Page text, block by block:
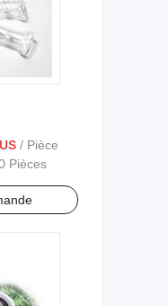
/ Pièce
Pièces